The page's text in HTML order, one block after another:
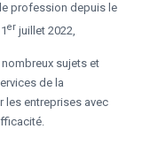
profession depuis le
er juillet 2022,
sujets et
de la
entreprises avec